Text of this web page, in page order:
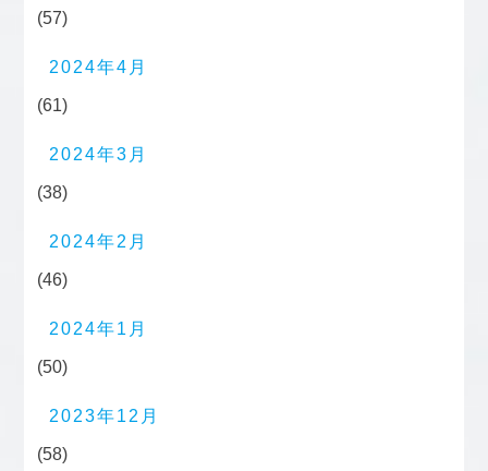
(57)
2024年4月
(61)
2024年3月
(38)
2024年2月
(46)
2024年1月
(50)
2023年12月
(58)